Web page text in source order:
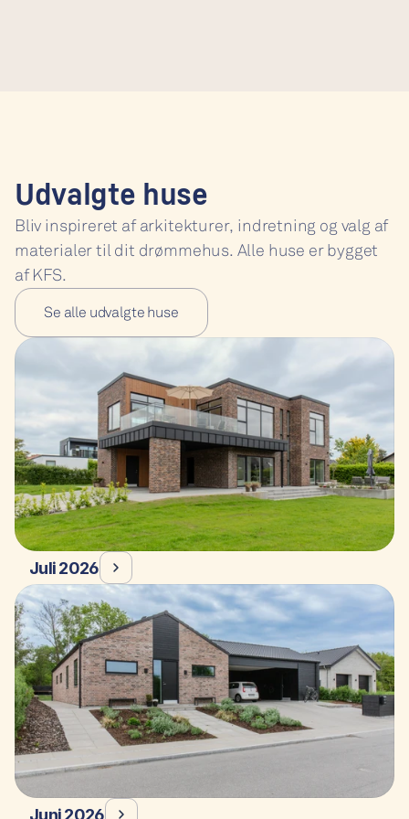
Udvalgte huse
Bliv inspireret af arkitekturer, indretning og valg af
materialer til dit drømmehus. Alle huse er bygget
af KFS.
Se alle udvalgte huse
Juli 2026
Juni 2026